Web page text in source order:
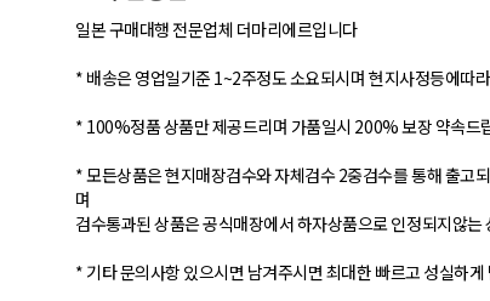
일본 구매대행 전문업체 더마리에르입니다
* 배송은 영업일기준 1~2주정도 소요되시며 현지사정등에따
* 100%정품 상품만 제공드리며 가품일시 200% 보장 약속드
* 모든상품은 현지매장검수와 자체검수 2중검수를 통해 출고
며
검수통과된 상품은 공식매장에서 하자상품으로 인정되지않
* 기타 문의사항 있으시면 남겨주시면 최대한 빠르고 성실하